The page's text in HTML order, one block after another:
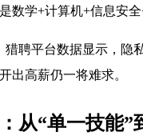
数学+计算机+信息安全
聘平台数据显示，隐
出高薪仍一将难求。
从“单一技能”